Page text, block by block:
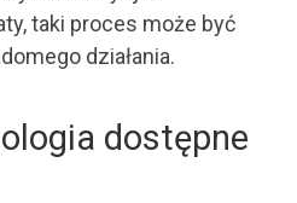
taki proces może być
działania.
dostępne